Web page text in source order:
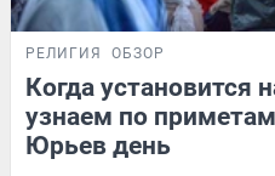
РЕЛИГИЯ ОБЗОР
Когда установится
узнаем по
Юрьев день